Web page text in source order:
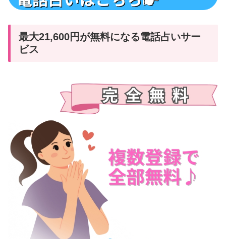
最大21,600円が無料になる電話占いサー
ビス